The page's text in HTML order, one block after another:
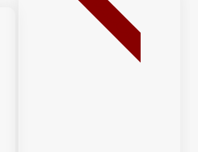
BESTSELLER